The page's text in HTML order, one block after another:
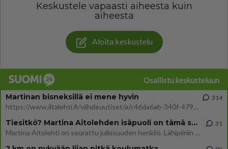
Keskustele vapaasti aiheesta kuin
aiheesta
Aloita keskustelu
Osallistu keskusteluun
Martinan bisneksillä ei mene hyvin
https://www.iltalehti.fi/viihdeuutiset/a/c46da6ab-340f-4790-aaa7-0865eed2336 Yrityksen konkurssihakemus on tullut kärä
314
Tiesitkö? Martina Aitolehden isäpuoli on tämä suosittu laulaja
Martina Aitolehti on seurattu julkisuuden henkilö. Lähipiiriin mahtuu muitakin tunnettuja henkilöitä. Tiesitkö, että Ma
31